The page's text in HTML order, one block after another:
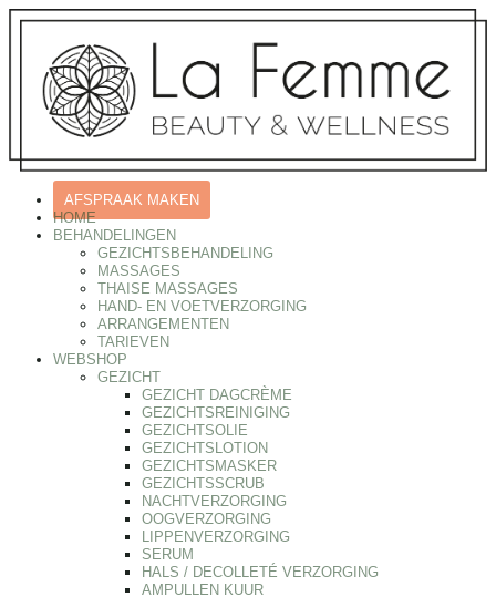
AFSPRAAK MAKEN
HOME
BEHANDELINGEN
GEZICHTSBEHANDELING
MASSAGES
THAISE MASSAGES
HAND- EN VOETVERZORGING
ARRANGEMENTEN
TARIEVEN
WEBSHOP
GEZICHT
GEZICHT DAGCRÈME
GEZICHTSREINIGING
GEZICHTSOLIE
GEZICHTSLOTION
GEZICHTSMASKER
GEZICHTSSCRUB
NACHTVERZORGING
OOGVERZORGING
LIPPENVERZORGING
SERUM
HALS / DECOLLETÉ VERZORGING
AMPULLEN KUUR